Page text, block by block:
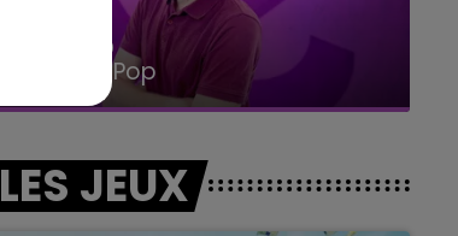
15h00 - 19h00
Le Club Champagne FM
LES JEUX